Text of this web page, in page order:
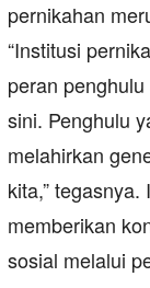
pernikahan
“Institusi
peran
sini. Penghulu
melahirkan
kita,”
memberikan
sosial melalui